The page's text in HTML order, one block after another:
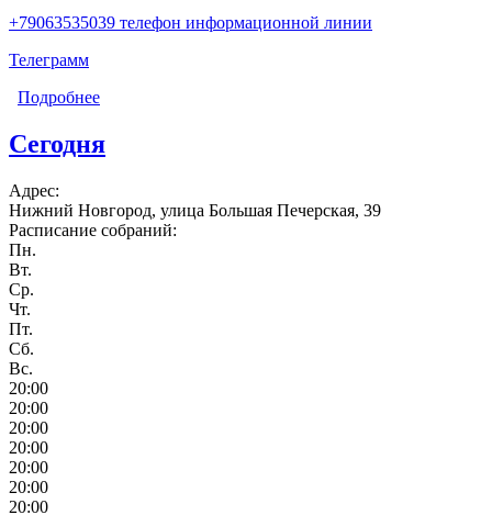
+79063535039 телефон информационной линии
Телеграмм
Подробнее
Сегодня
Адрес:
Нижний Новгород, улица Большая Печерская, 39
Расписание собраний:
Пн.
Вт.
Ср.
Чт.
Пт.
Сб.
Вс.
20:00
20:00
20:00
20:00
20:00
20:00
20:00